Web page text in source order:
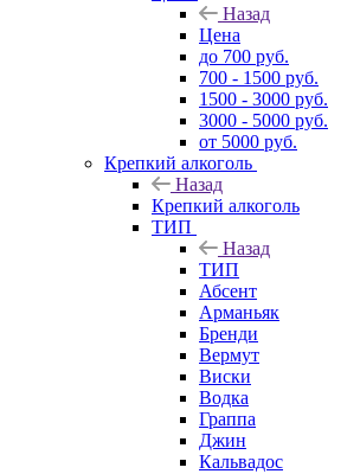
Назад
Цена
до 700 руб.
700 - 1500 руб.
1500 - 3000 руб.
3000 - 5000 руб.
от 5000 руб.
Крепкий алкоголь
Назад
Крепкий алкоголь
ТИП
Назад
ТИП
Абсент
Арманьяк
Бренди
Вермут
Виски
Водка
Граппа
Джин
Кальвадос